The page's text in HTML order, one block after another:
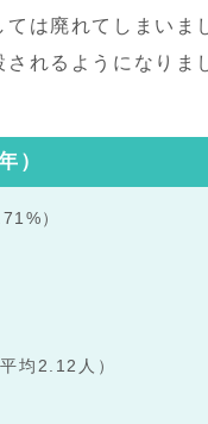
ては廃れてしまいま
されるようになりま
）
）
均2.12人）